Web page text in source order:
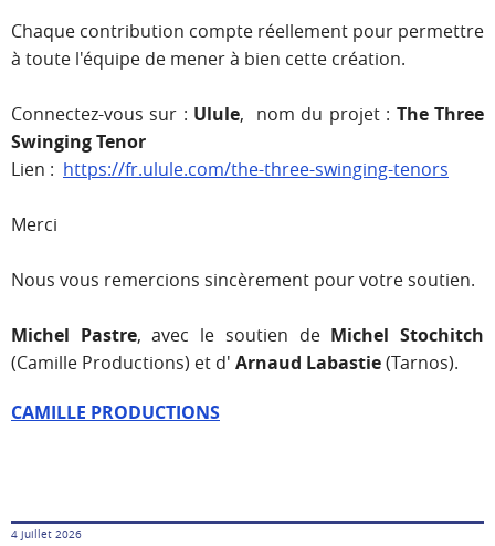
Chaque contribution compte réellement pour permettre
à toute l'équipe de mener à bien cette création.
Connectez-vous sur : Ulule, nom du projet : The Three
Swinging Tenor
Lien : https://fr.ulule.com/the-three-swinging-tenors
Merci
Nous vous remercions sincèrement pour votre soutien.
Michel Pastre, avec le soutien de Michel Stochitch
(Camille Productions) et d' Arnaud Labastie(Tarnos).
CAMILLE PRODUCTIONS
4 juillet 2026